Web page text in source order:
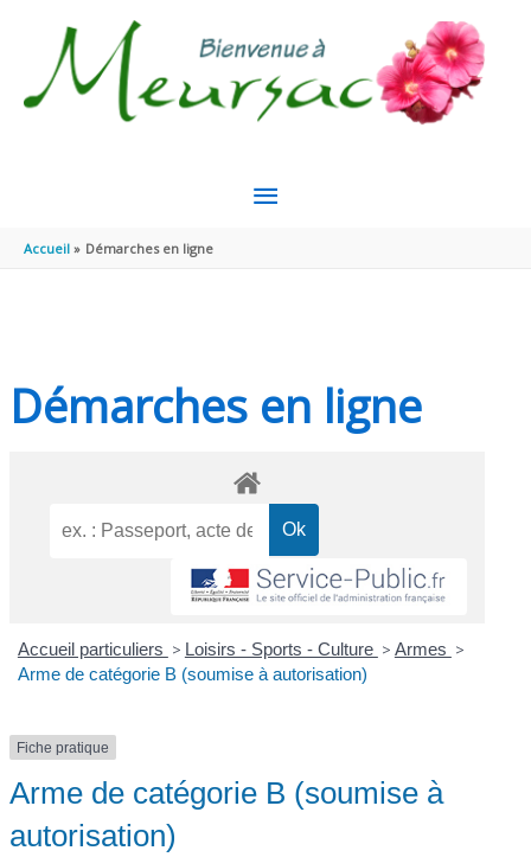
MENU
Accueil Démarches en ligne
Démarches en ligne
Accueil particuliers > Loisirs - Sports - Culture > Armes >
Arme de catégorie B (soumise à autorisation)
Fiche pratique
Arme de catégorie B (soumise à
autorisation)